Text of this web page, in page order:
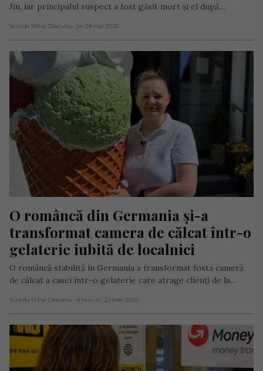
Jiu, iar principalul suspect a fost găsit mort și el după…
Scris de Mihai Diaconu - joi, 28 mai 2026
O româncă din Germania și-a
transformat camera de călcat într-o
gelaterie iubită de localnici
O româncă stabilită în Germania a transformat fosta cameră
de călcat a casei într-o gelaterie care atrage clienți de la…
Scris de Mihai Diaconu - miercuri, 20 mai 2026